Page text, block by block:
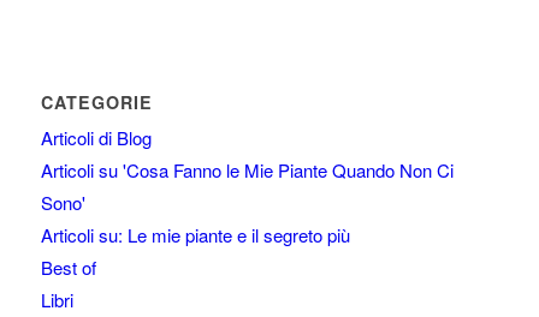
CATEGORIE
Articoli di Blog
Articoli su 'Cosa Fanno le Mie Piante Quando Non Ci
Sono'
Articoli su: Le mie piante e il segreto più
Best of
Libri